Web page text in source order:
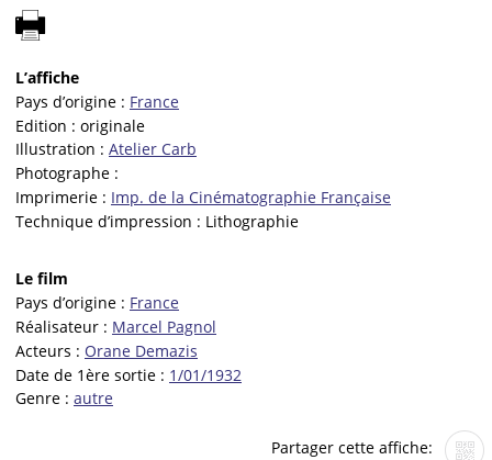
L’affiche
Pays d’origine : France
Edition : originale
Illustration : Atelier Carb
Photographe :
Imprimerie : Imp. de la Cinématographie Française
Technique d’impression : Lithographie
Le film
Pays d’origine : France
Réalisateur : Marcel Pagnol
Acteurs : Orane Demazis
Date de 1ère sortie : 1/01/1932
Genre : autre
Partager cette affiche: